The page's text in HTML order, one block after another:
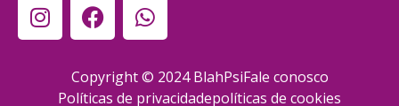
Copyright © 2024 BlahPsiFale conosco
Políticas de privacidadepolíticas de cookies